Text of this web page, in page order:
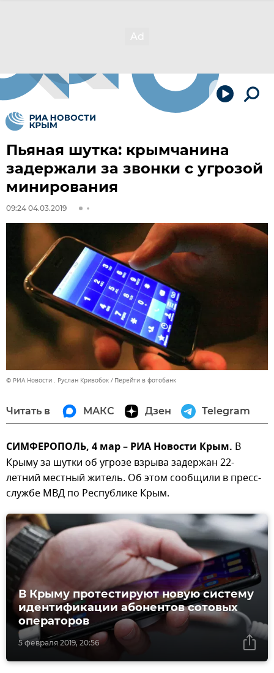
Пьяная шутка: крымчанина
задержали за звонки с угрозой
минирования
09:24 04.03.2019
© РИА Новости . Руслан Кривобок Перейти в фотобанк
Читать в МАКС Дзен Telegram
СИМФЕРОПОЛЬ, 4 мар – РИА Новости Крым. В
Крыму за шутки об угрозе взрыва задержан 22-
летний местный житель. Об этом сообщили в пресс-
службе МВД по Республике Крым.
5 февраля 2019, 20:56
В Крыму протестируют новую систему
идентификации абонентов сотовых
операторов